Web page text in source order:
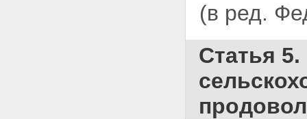
(в ред.
Статья